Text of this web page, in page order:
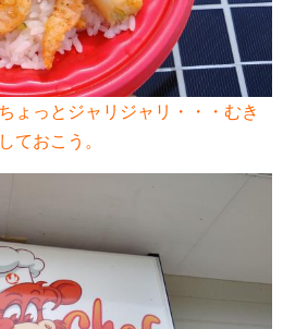
ょっとジャリジャリ・・・むき
ておこう。